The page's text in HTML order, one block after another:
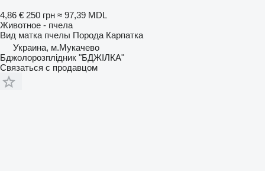
4,86 € 250 грн ≈ 97,39 MDL
Животное - пчела
Вид матка пчелы Порода Карпатка
Украина, м.Мукачево
Бджолорозплідник "БДЖІЛКА"
Связаться с продавцом